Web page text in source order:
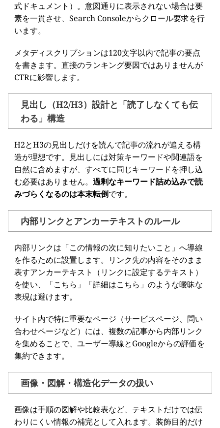
式ドキュメント）。意図通りに表示されない場合は要
素を一貫させ、Search Consoleからクロール要求を行
います。
メタディスクリプションは120文字以内で記事の要点
を書きます。直接のランキング要因ではありませんが
CTRに影響します。
見出し（H2/H3）設計と「読了しなくても伝
わる」構造
H2とH3の見出しだけを読んで記事の流れが追える構
造が理想です。見出しには対策キーワードや関連語を
自然に含めますが、すべてに同じキーワードを押し込
む必要はありません。 過剰なキーワード詰め込みで読
みづらくなるのは本末転倒です。
内部リンクとアンカーテキストのルール
内部リンクは「この情報の次に知りたいこと」へ導線
を作るために設置します。リンク先の内容をそのまま
表すアンカーテキスト（リンクに設定するテキスト）
を使い、「こちら」「詳細はこちら」のような曖昧な
表現は避けます。
サイト内で特に重要なページ（サービスページ、問い
合わせページなど）には、複数の記事から内部リンク
を集めることで、ユーザー導線とGoogleからの評価を
集約できます。
画像・図解・構造化データの扱い
画像は手順の図解や比較表など、テキストだけでは伝
わりにくい情報の補完として入れます。装飾目的だけ